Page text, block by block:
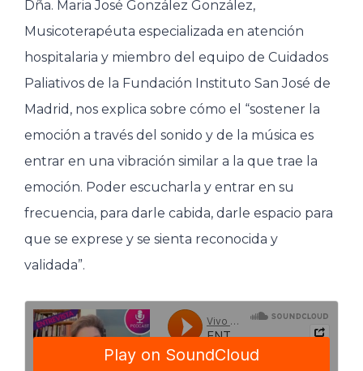
Dña. Maria José González González,
Musicoterapéuta especializada en atención
hospitalaria y miembro del equipo de Cuidados
Paliativos de la Fundación Instituto San José de
Madrid, nos explica sobre cómo el “sostener la
emoción a través del sonido y de la música es
entrar en una vibración similar a la que trae la
emoción. Poder escucharla y entrar en su
frecuencia, para darle cabida, darle espacio para
que se exprese y se sienta reconocida y
validada”.